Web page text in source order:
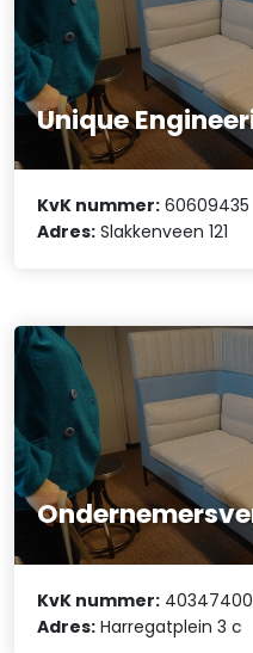
Unique
KvK nummer: 60609435
Adres: Slakkenveen 121
KvK nummer: 40347400
Adres: Harregatplein 3 c